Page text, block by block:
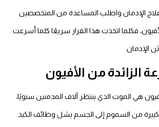
الإدمان واطلب المساعدة من المتخصصين
فكلما اتخذت هذا القرار سريعًا كلما أسرعت
الإدمان.
الزائدة من الأفيون
هي الموت الذي ينتظر آلاف المدمنين سنويًا،
من السموم إلى الجسم يشل وظائف الكبد